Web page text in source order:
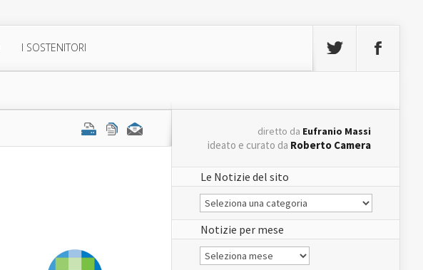
I SOSTENITORI
diretto da Eufranio Massi
ideato e curato da Roberto Camera
Le Notizie del sito
Le
Notizie
del
sito
Notizie per mese
Notizie
per